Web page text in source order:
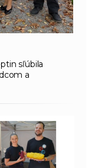
sľúbila
a